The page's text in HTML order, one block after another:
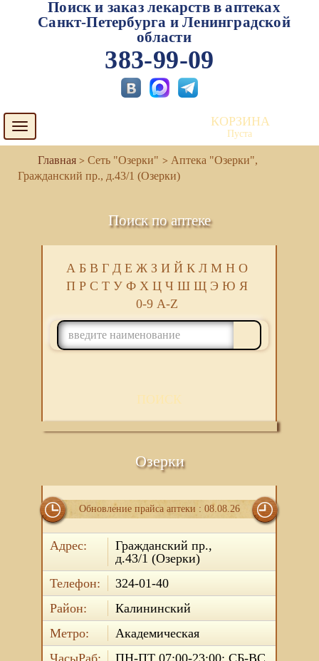
Поиск и заказ лекарств в аптеках
Санкт-Петербурга и Ленинградской
области
383-99-09
Toggle
navigation
КОРЗИНА
Пуста
Сеть "Озерки"
Аптека "Озерки",
Гражданский пр., д.43/1 (Озерки)
Поиск по аптеке
А Б В Г Д Е Ж З И Й К Л М Н О
П Р С Т У Ф Х Ц Ч Ш Щ Э Ю Я
0-9 A-Z
ПОИСК
Озерки
Обновление прайса аптеки : 08.08.26
Адрес:
Гражданский пр.,
д.43/1 (Озерки)
Телефон:
324-01-40
Район:
Калининский
Метро:
Академическая
ЧасыРаб:
ПН-ПТ 07:00-23:00; СБ-ВС